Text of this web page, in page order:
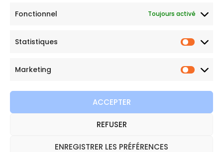
Fonctionnel Toujours activé
Statistiques
Marketing
ACCEPTER
REFUSER
ENREGISTRER LES PRÉFÉRENCES
Bijoux Etoile est votre boutique en ligne de référence sur ces
demande sur votre commande,
contactez-nous .
Copyright © 2026 Bijoux Etoile